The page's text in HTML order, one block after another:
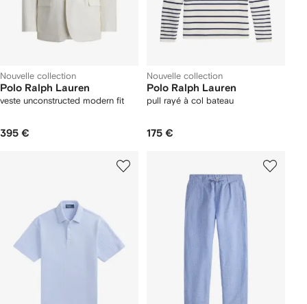
Nouvelle collection
Polo Ralph Lauren
veste unconstructed modern fit
395 €
Nouvelle collection
Polo Ralph Lauren
pull rayé à col bateau
175 €